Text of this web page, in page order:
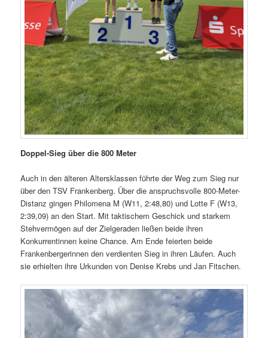
Doppel-Sieg über die 800 Meter
Auch in den älteren Altersklassen führte der Weg zum Sieg nur
über den TSV Frankenberg. Über die anspruchsvolle 800-Meter-
Distanz gingen Philomena M (W11, 2:48,80) und Lotte F (W13,
2:39,09) an den Start. Mit taktischem Geschick und starkem
Stehvermögen auf der Zielgeraden ließen beide ihren
Konkurrentinnen keine Chance. Am Ende feierten beide
Frankenbergerinnen den verdienten Sieg in ihren Läufen. Auch
sie erhielten ihre Urkunden von Denise Krebs und Jan Fitschen.